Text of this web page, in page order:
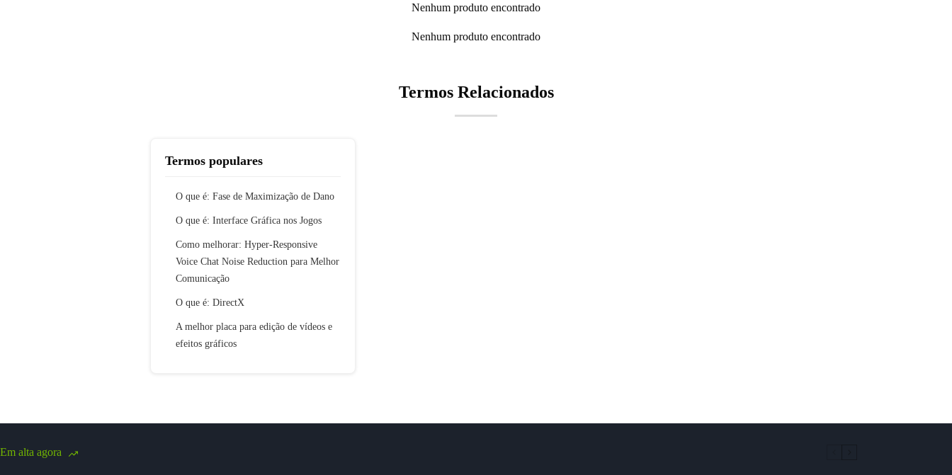
Nenhum produto encontrado
Nenhum produto encontrado
Termos Relacionados
Termos populares
O que é: Fase de Maximização de Dano
O que é: Interface Gráfica nos Jogos
Como melhorar: Hyper-Responsive
Voice Chat Noise Reduction para Melhor
Comunicação
O que é: DirectX
A melhor placa para edição de vídeos e
efeitos gráficos
Em alta agora